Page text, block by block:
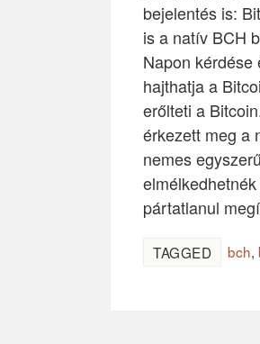
bejelentés is:
is a natív BCH
Napon
hajthatja a
erőlteti a
érkezett meg a
nemes
pártatlanul
TAGGED bch,